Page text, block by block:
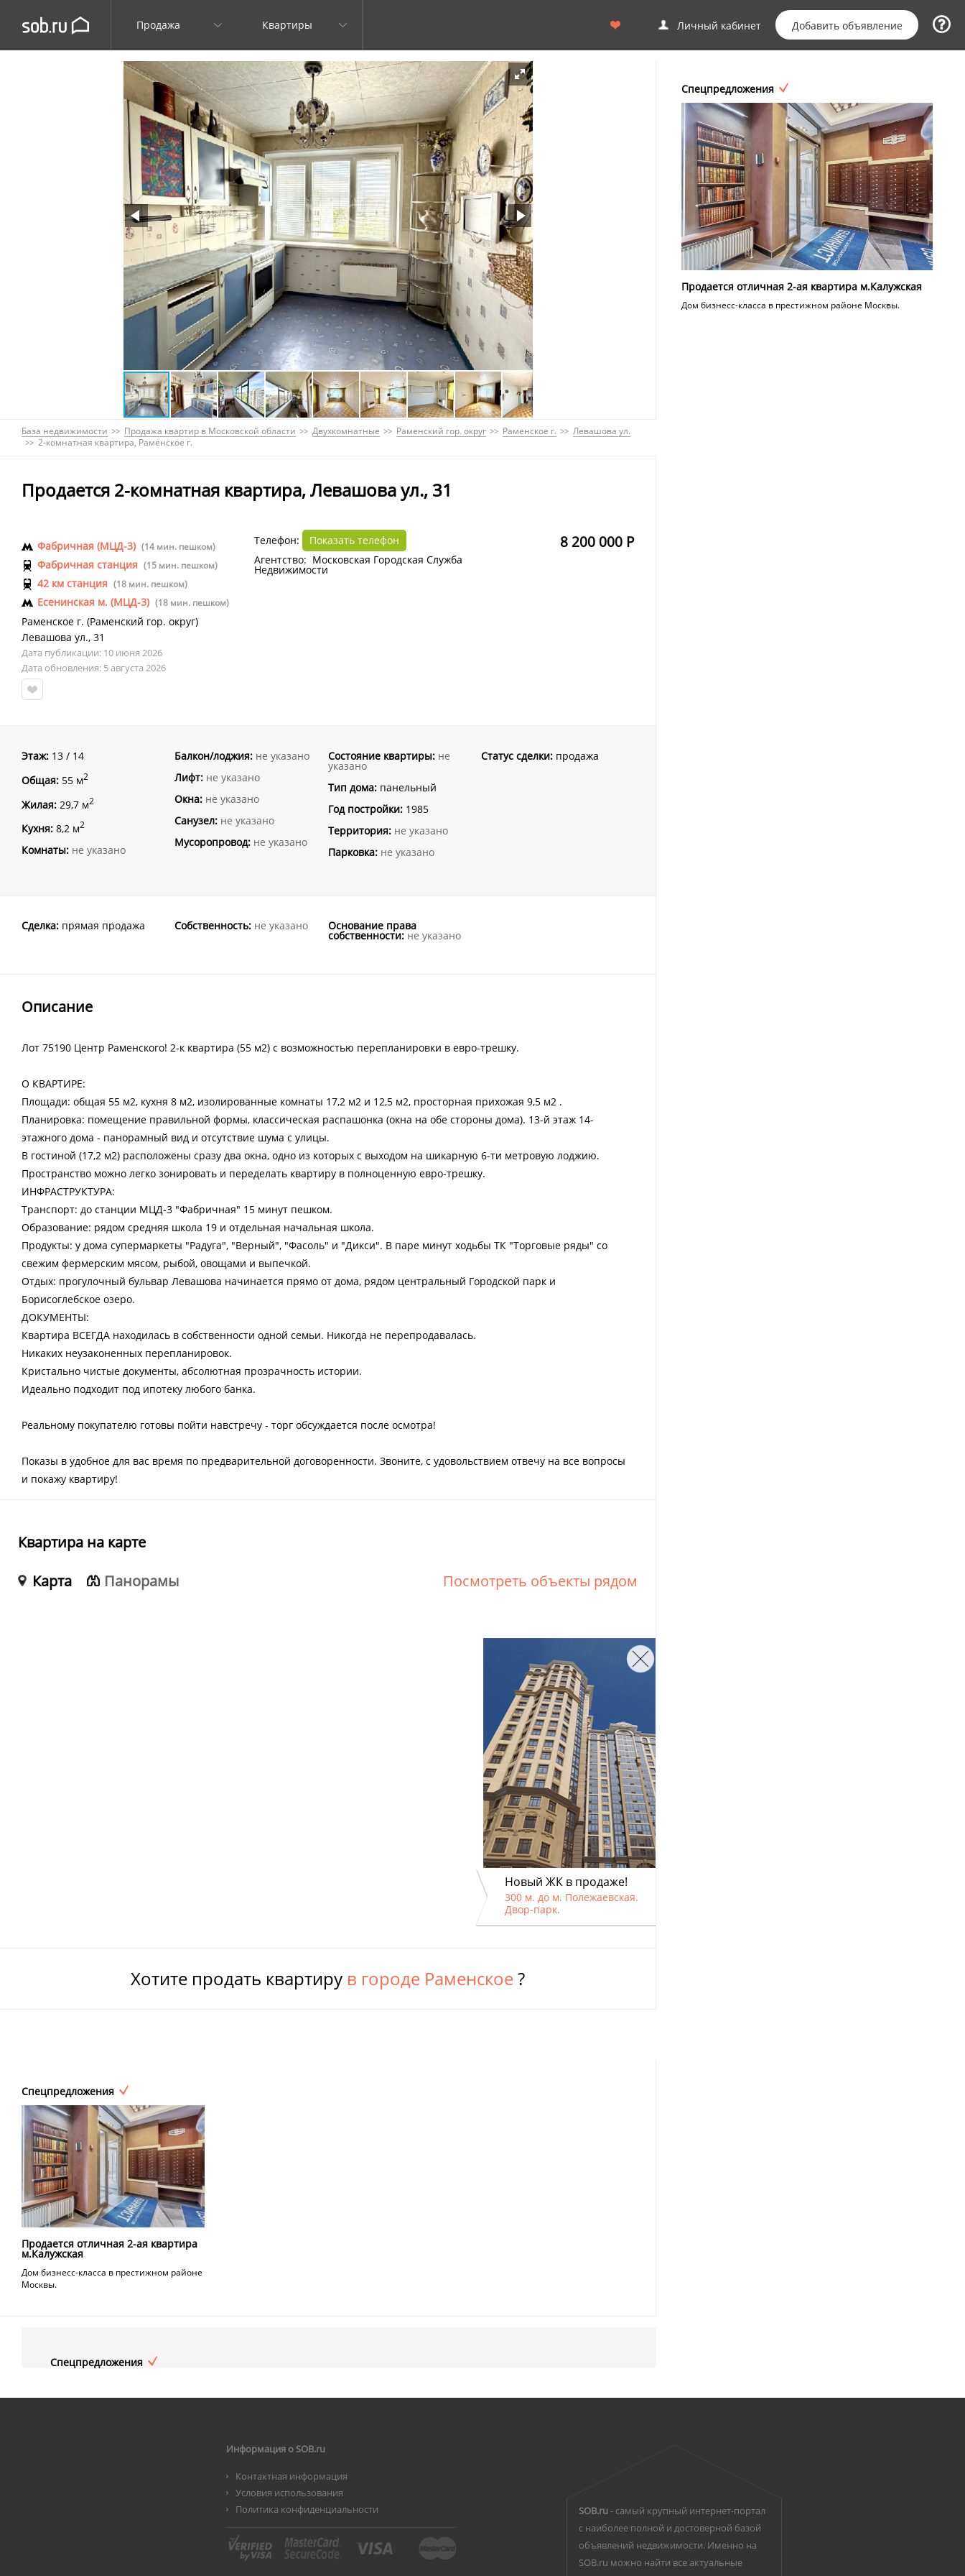
Продажа Квартиры Личный кабинет Добавить объявление
Спецпредложения
Продается отличная 2-ая квартира м.Калужская
Дом бизнесс-класса в престижном районе Москвы.
База недвижимости Продажа квартир в Московской области Двухкомнатные Раменский гор. округ Раменское г.
Левашова ул.
2-комнатная квартира, Раменское г.
Продается 2-комнатная квартира, Левашова ул., 31
8 200 000 Р
Фабричная (МЦД-3) (14 мин. пешком)
Фабричная станция (15 мин. пешком)
42 км станция (18 мин. пешком)
Есенинская м. (МЦД-3) (18 мин. пешком)
Раменское г. (Раменский гор. округ)
Левашова ул., 31
Дата публикации: 10 июня 2026
Дата обновления: 5 августа 2026
Телефон:
Показать телефон
Агентство: Московская Городская Служба
Недвижимости
Этаж: 13 / 14
Общая: 55 м2
Жилая: 29,7 м2
Кухня: 8,2 м2
Комнаты: не указано
Балкон/лоджия: не указано
Лифт: не указано
Окна: не указано
Санузел: не указано
Мусоропровод: не указано
Состояние квартиры: не
указано
Тип дома:панельный
Год постройки:1985
Территория: не указано
Парковка: не указано
Статус сделки:продажа
Сделка: прямая продажа Собственность: не указано Основание права
собственности: не указано
Описание
Лот 75190 Центр Раменского! 2-к квартира (55 м2) с возможностью перепланировки в евро-трешку.
О КВАРТИРЕ:
Площади: общая 55 м2, кухня 8 м2, изолированные комнаты 17,2 м2 и 12,5 м2, просторная прихожая 9,5 м2 .
Планировка: помещение правильной формы, классическая распашонка (окна на обе стороны дома). 13-й этаж 14-
этажного дома - панорамный вид и отсутствие шума с улицы.
В гостиной (17,2 м2) расположены сразу два окна, одно из которых с выходом на шикарную 6-ти метровую лоджию.
Пространство можно легко зонировать и переделать квартиру в полноценную евро-трешку.
ИНФРАСТРУКТУРА:
Транспорт: до станции МЦД-3 "Фабричная" 15 минут пешком.
Образование: рядом средняя школа 19 и отдельная начальная школа.
Продукты: у дома супермаркеты "Радуга", "Верный", "Фасоль" и "Дикси". В паре минут ходьбы ТК "Торговые ряды" со
свежим фермерским мясом, рыбой, овощами и выпечкой.
Отдых: прогулочный бульвар Левашова начинается прямо от дома, рядом центральный Городской парк и
Борисоглебское озеро.
ДОКУМЕНТЫ:
Квартира ВСЕГДА находилась в собственности одной семьи. Никогда не перепродавалась.
Никаких неузаконенных перепланировок.
Кристально чистые документы, абсолютная прозрачность истории.
Идеально подходит под ипотеку любого банка.
Реальному покупателю готовы пойти навстречу - торг обсуждается после осмотра!
Показы в удобное для вас время по предварительной договоренности. Звоните, с удовольствием отвечу на все вопросы
и покажу квартиру!
Квартира на карте
Карта
Панорамы Посмотреть объекты рядом
Новый ЖК в продаже!
300 м. до м. Полежаевская.
Двор-парк.
Хотите продать квартиру в городе Раменское?
Спецпредложения
Продается отличная 2-ая квартира
м.Калужская
Дом бизнесс-класса в престижном районе
Москвы.
Спецпредложения
Информация о SOB.ru
Контактная информация
Условия использования
Политика конфиденциальности
SOB.ru- самый крупный интернет-портал
с наиболее полной и достоверной базой
объявлений недвижимости. Именно на
SOB.ru можно найти все актуальные